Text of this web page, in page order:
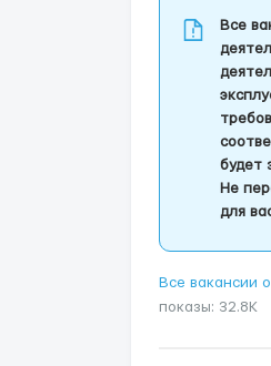
Все
будет
Не
для
Все вакансии
показы: 32.8K